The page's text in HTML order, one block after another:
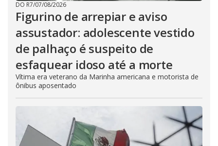
DO R7/07/08/2026
Figurino de arrepiar e aviso
assustador: adolescente vestido
de palhaço é suspeito de
esfaquear idoso até a morte
Vítima era veterano da Marinha americana e motorista de
ônibus aposentado